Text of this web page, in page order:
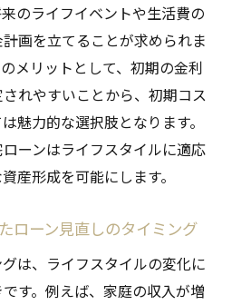
のライフイベントや生活費の
画を立てることが求められま
メリットとして、初期の金利
れやすいことから、初期コス
魅力的な選択肢となります。
ーンはライフスタイルに適応
産形成を可能にします。
ローン見直しのタイミング
は、ライフスタイルの変化に
す。例えば、家庭の収入が増